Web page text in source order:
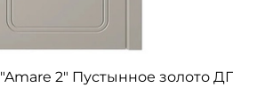
Двери WestStyle "Amare 2" Пустынное золото ДГ